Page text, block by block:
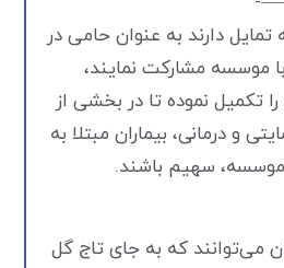
تمایل دارند به عنوان حامی در
موسسه مشارکت نمایند،
را تکمیل نموده تا در بخشی از
و درمانی، بیماران مبتلا به
سهیم باشند.
می‌توانند که به جای تاج گل